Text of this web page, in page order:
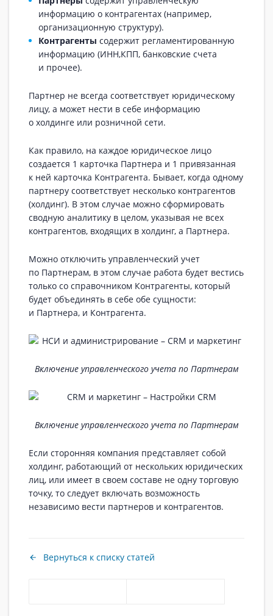
информацию о контрагентах (например,
организационную структуру).
Контрагенты содержит регламентированную
информацию (ИНН,КПП, банковские счета
и прочее).
Партнер не всегда соответствует юридическому
лицу, а может нести в себе информацию
о холдинге или розничной сети.
Как правило, на каждое юридическое лицо
создается 1 карточка Партнера и 1 привязанная
к ней карточка Контрагента. Бывает, когда одному
партнеру соответствует несколько контрагентов
(холдинг). В этом случае можно сформировать
сводную аналитику в целом, указывая не всех
контрагентов, входящих в холдинг, а Партнера.
Можно отключить управленческий учет
по Партнерам, в этом случае работа будет вестись
только со справочником Контрагенты, который
будет объединять в себе обе сущности:
и Партнера, и Контрагента.
Включение управленческого учета по Партнерам
Включение управленческого учета по Партнерам
Если сторонняя компания представляет собой
холдинг, работающий от нескольких юридических
лиц, или имеет в своем составе не одну торговую
точку, то следует включать возможность
независимо вести партнеров и контрагентов.
Вернуться к списку статей